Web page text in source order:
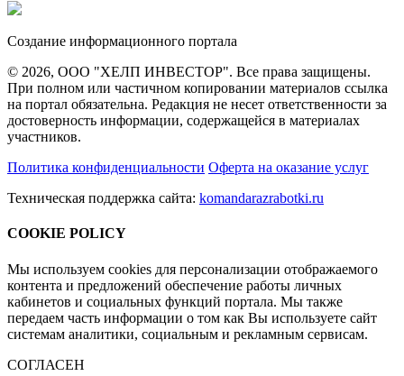
Создание информационного портала
© 2026, ООО "ХЕЛП ИНВЕСТОР". Все права защищены.
При полном или частичном копировании материалов ссылка
на портал обязательна. Редакция не несет ответственности за
достоверность информации, содержащейся в материалах
участников.
Политика конфиденциальности Оферта на оказание услуг
Техническая поддержка сайта: komandarazrabotki.ru
COOKIE POLICY
Мы используем cookies для персонализации отображаемого
контента и предложений обеспечение работы личных
кабинетов и социальных функций портала. Мы также
передаем часть информации о том как Вы используете сайт
системам аналитики, социальным и рекламным сервисам.
СОГЛАСЕН